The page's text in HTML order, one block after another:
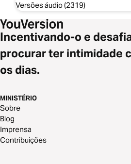
Versões áudio (2319)
Incentivando-o e
procurar ter intimidade
os dias.
MINISTÉRIO
Sobre
Blog
Imprensa
Contribuições